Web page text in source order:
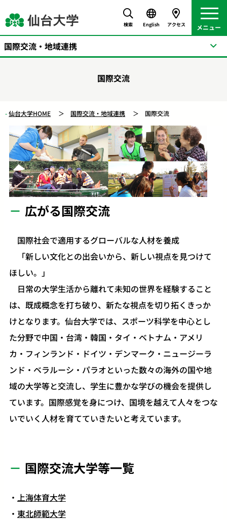
検索 English アクセス
国際交流
仙台大学HOME 国際交流・地域連携 国際交流
広がる国際交流
国際社会で適用するグローバルな人材を養成
「新しい文化との出会いから、新しい視点を見つけて
ほしい。」
日常の大学生活から離れて未知の世界を経験すること
は、既成概念を打ち破り、新たな視点を切り拓くきっか
けとなります。仙台大学では、スポーツ科学を中心とし
た分野で中国・台湾・韓国・タイ・ベトナム・アメリ
カ・フィンランド・ドイツ・デンマーク・ニュージーラ
ンド・ベラルーシ・パラオといった数々の海外の国や地
域の大学等と交流し、学生に豊かな学びの機会を提供し
ています。国際感覚を身につけ、国境を越えて人々をつな
いでいく人材を育てていきたいと考えています。
国際交流大学等一覧
上海体育大学
東北師範大学
国際交流・地域連携